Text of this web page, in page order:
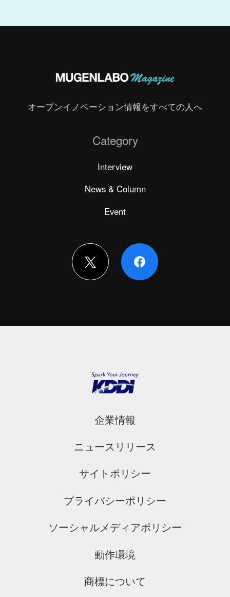
オープンイノベーション情報をすべての人へ
Category
Interview
News & Column
Event
企業情報
ニュースリリース
サイトポリシー
プライバシーポリシー
ソーシャルメディアポリシー
動作環境
商標について